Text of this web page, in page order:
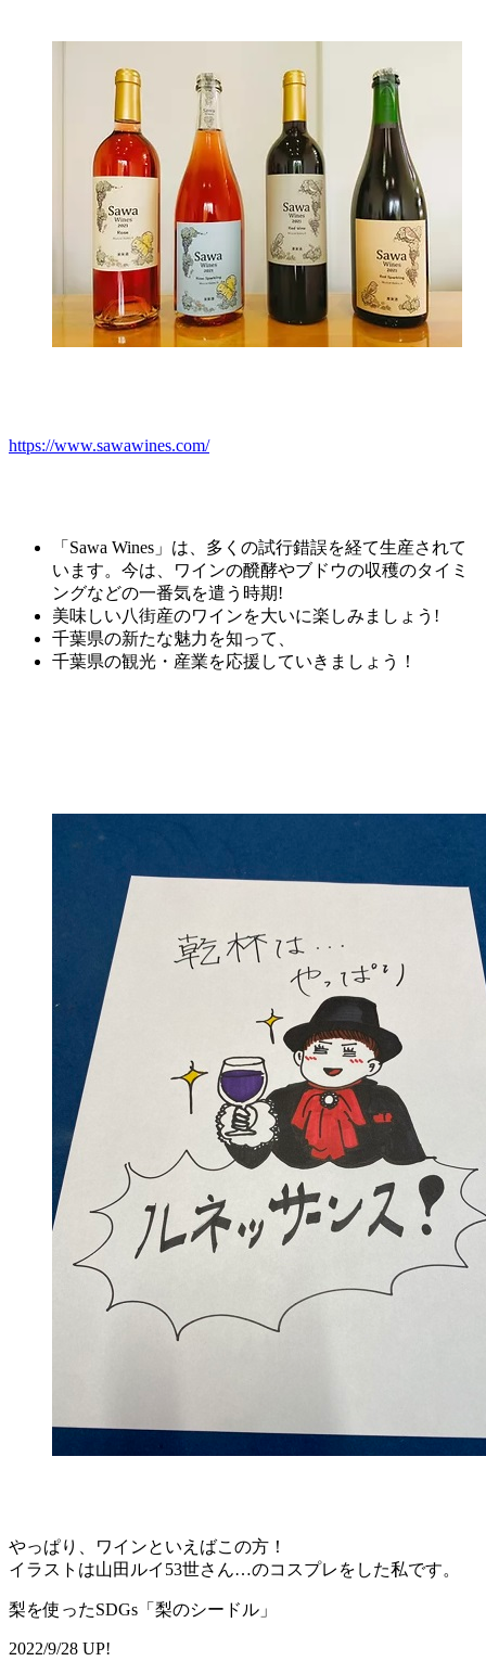
https://www.sawawines.com/
「Sawa Wines」は、多くの試行錯誤を経て生産されて
います。今は、ワインの醗酵やブドウの収穫のタイミ
ングなどの一番気を遣う時期!
美味しい八街産のワインを大いに楽しみましょう!
千葉県の新たな魅力を知って、
千葉県の観光・産業を応援していきましょう！
やっぱり、ワインといえばこの方！
イラストは山田ルイ53世さん…のコスプレをした私です。
梨を使ったSDGs「梨のシードル」
2022/9/28 UP!